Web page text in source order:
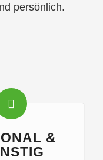
persönlich.
&